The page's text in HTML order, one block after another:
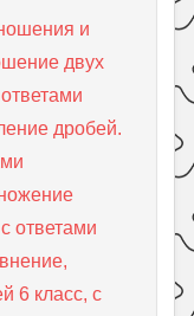
и
двух
дробей.
ответами
6 класс, с